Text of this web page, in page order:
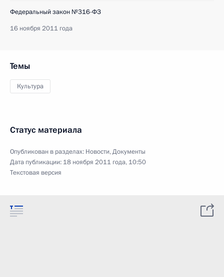
Федеральный закон №316-ФЗ
16 ноября 2011 года
Темы
Культура
Статус материала
Опубликован в разделах: Новости,Документы
Дата публикации: 18 ноября 2011 года, 10:50
Текстовая версия